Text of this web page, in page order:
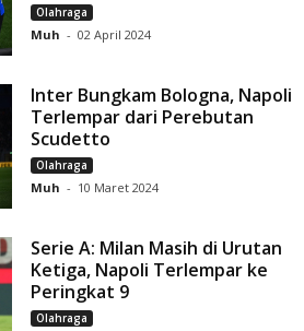
Olahraga
Muh - 02 April 2024
Inter Bungkam Bologna, Napoli
Terlempar dari Perebutan
Scudetto
Olahraga
Muh - 10 Maret 2024
Serie A: Milan Masih di Urutan
Ketiga, Napoli Terlempar ke
Peringkat 9
Olahraga